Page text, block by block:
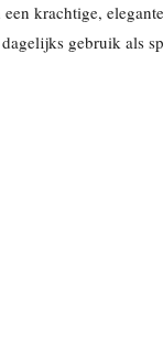
krachtige,
gebruik als